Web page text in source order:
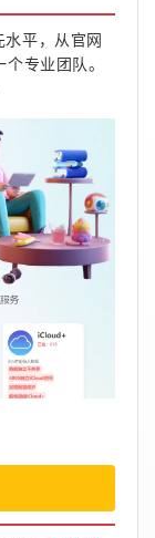
平，从官网
专业团队。